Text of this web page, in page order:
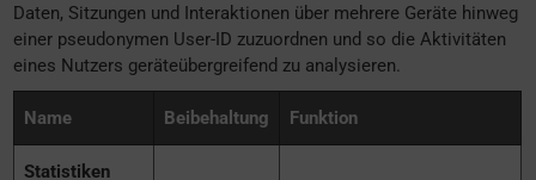
Daten, Sitzungen und Interaktionen über mehrere Geräte hinweg
einer pseudonymen User-ID zuzuordnen und so die Aktivitäten
eines Nutzers geräteübergreifend zu analysieren.
Name Beibehaltung Funktion
Statistiken